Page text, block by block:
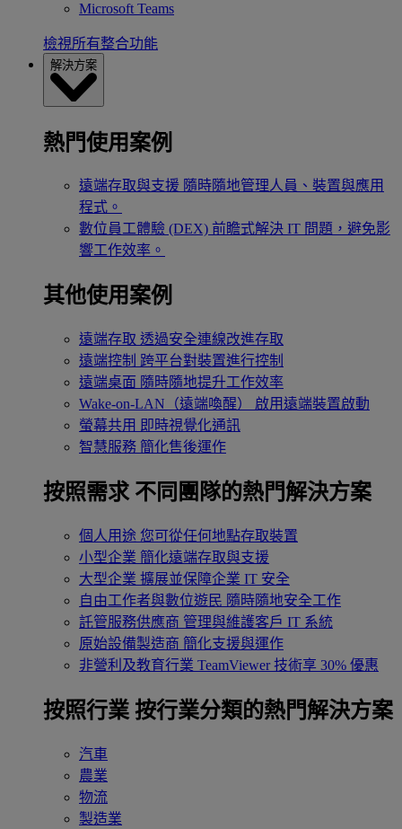
Microsoft Teams
檢視所有整合功能
解決方案
熱門使用案例
遠端存取與支援 隨時隨地管理人員、裝置與應用
程式。
數位員工體驗 (DEX) 前瞻式解決 IT 問題，避免影
響工作效率。
其他使用案例
遠端存取 透過安全連線改進存取
遠端控制 跨平台對裝置進行控制
遠端桌面 隨時隨地提升工作效率
Wake-on-LAN（遠端喚醒）
啟用遠端裝置啟動
螢幕共用 即時視覺化通訊
智慧服務 簡化售後運作
按照需求 不同團隊的熱門解決方案
個人用途 您可從任何地點存取裝置
小型企業 簡化遠端存取與支援
大型企業 擴展並保障企業 IT 安全
自由工作者與數位遊民 隨時隨地安全工作
託管服務供應商 管理與維護客戶 IT 系統
原始設備製造商 簡化支援與運作
非營利及教育行業 TeamViewer 技術享 30% 優惠
按照行業 按行業分類的熱門解決方案
汽車
農業
物流
製造業